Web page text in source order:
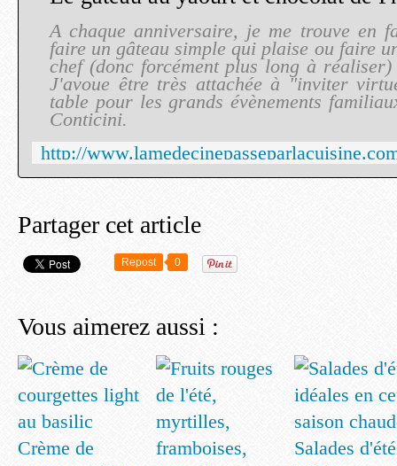
A chaque anniversaire, je me trouve en
faire un gâteau simple qui plaise ou faire
chef (donc forcément plus long à
J'avoue être très attachée à "inviter
table pour les grands évènements
Conticini.
Partager cet article
Repost 0
Vous aimerez aussi :
Crème de
Salades d'été